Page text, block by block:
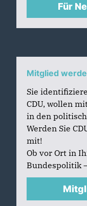
Für
Mitglied
Sie
CDU, wollen
in den
Werden Sie
mit!
Ob vor Ort in
Bundespolitik